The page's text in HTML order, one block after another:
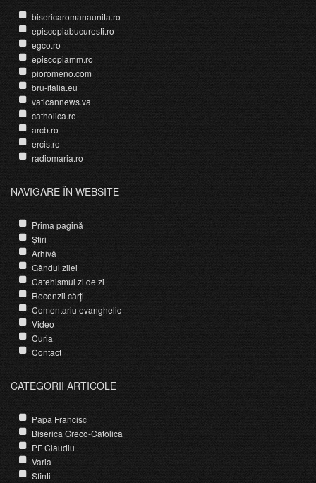
bisericaromanaunita.ro
episcopiabucuresti.ro
egco.ro
episcopiamm.ro
pioromeno.com
bru-italia.eu
vaticannews.va
catholica.ro
arcb.ro
ercis.ro
radiomaria.ro
NAVIGARE ÎN WEBSITE
Prima pagină
Știri
Arhivă
Gândul zilei
Catehismul zi de zi
Recenzii cărți
Comentariu evanghelic
Video
Curia
Contact
CATEGORII ARTICOLE
Papa Francisc
Biserica Greco-Catolica
PF Claudiu
Varia
Sfinti